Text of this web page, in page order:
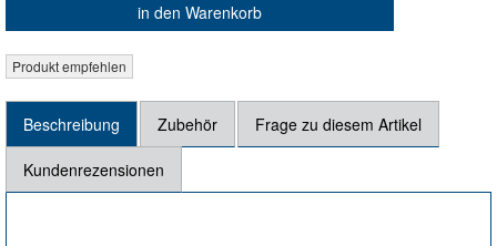
in den Warenkorb
Beschreibung Zubehör Frage zu diesem Artikel
Kundenrezensionen